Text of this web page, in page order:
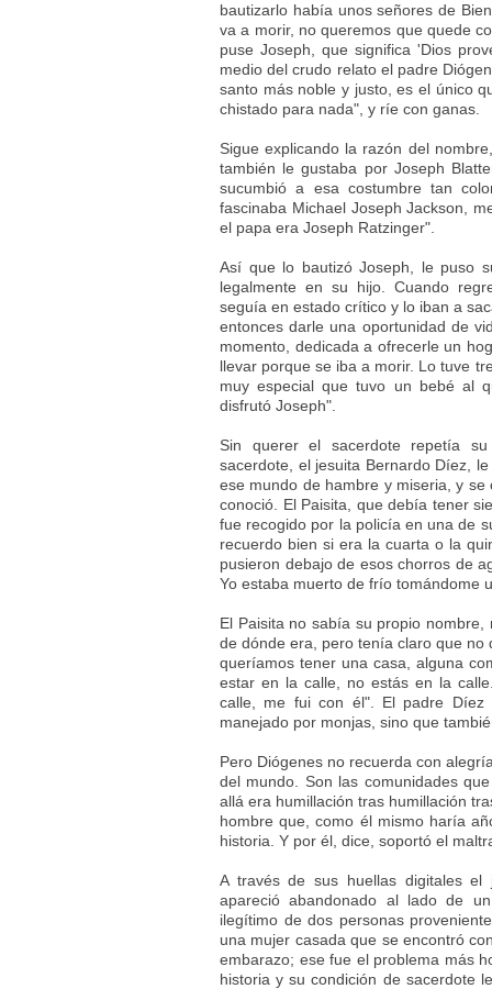
bautizarlo había unos señores de
va a morir, no queremos que quede
puse Joseph, que significa 'Dios
medio del crudo relato el padre
santo más noble y justo, es el único
chistado para nada", y ríe con ganas.
Sigue explicando la razón del
también le gustaba por Joseph
sucumbió a esa costumbre tan
fascinaba Michael Joseph Jackson,
el papa era Joseph Ratzinger".
Así que lo bautizó Joseph, le puso
legalmente en su hijo. Cuando
seguía en estado crítico y lo iban a
entonces darle una oportunidad de
momento, dedicada a ofrecerle un
llevar porque se iba a morir. Lo tuve
muy especial que tuvo un bebé al
disfrutó Joseph".
Sin querer el sacerdote repetía
sacerdote, el jesuita Bernardo Díez,
ese mundo de hambre y miseria, y
conoció. El Paisita, que debía tener
fue recogido por la policía en una de
recuerdo bien si era la cuarta o la
pusieron debajo de esos chorros de
Yo estaba muerto de frío tomándome
El Paisita no sabía su propio
de dónde era, pero tenía claro que
queríamos tener una casa, alguna
estar en la calle, no estás en la
calle, me fui con él". El padre
manejado por monjas, sino que
Pero Diógenes no recuerda con
del mundo. Son las comunidades
allá era humillación tras humillación
hombre que, como él mismo haría
historia. Y por él, dice, soportó el
A través de sus huellas digitales
apareció abandonado al lado de
ilegítimo de dos personas
una mujer casada que se encontró
embarazo; ese fue el problema más
historia y su condición de sacerdote